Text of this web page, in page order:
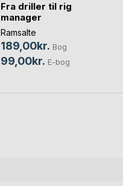
Fra driller til rig
manager
Ramsalte
189,00kr. Bog
99,00kr. E-bog